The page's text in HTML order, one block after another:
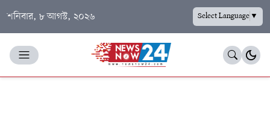
শনিবার, ৮ আগস্ট, ২০২৬ Select Language▼